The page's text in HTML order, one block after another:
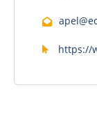
https://